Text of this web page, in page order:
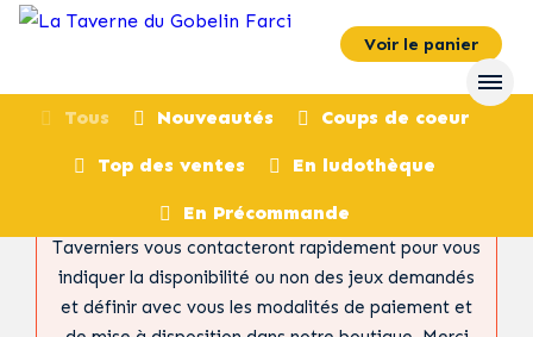
Voir le panier
Tous Nouveautés Coups de coeur
Top des ventes En ludothèque
En Précommande
Ceci n’est pas un site de e-commerce. Vous ne
cette page. Après validation de votre panier, les
Taverniers vous contacteront rapidement pour vous
indiquer la disponibilité ou non des jeux demandés
et définir avec vous les modalités de paiement et